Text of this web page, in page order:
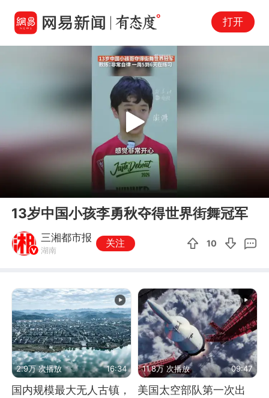
打开
Play
13岁中国小孩李勇秋夺得世界街舞冠军
三湘都市报
湖南
关注 10
2.9万 次播放 16:34
国内规模最大无人古镇，
11.8万 次播放 09:47
美国太空部队第一次出